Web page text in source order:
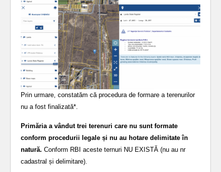
Prin urmare, constatăm că procedura de formare a terenurilor
nu a fost finalizată*.
Primăria a vândut trei terenuri care nu sunt formate
conform procedurii legale și nu au hotare delimitate în
natură.Conform RBI aceste ternuri NU EXISTĂ (nu au nr
cadastral și delimitare).